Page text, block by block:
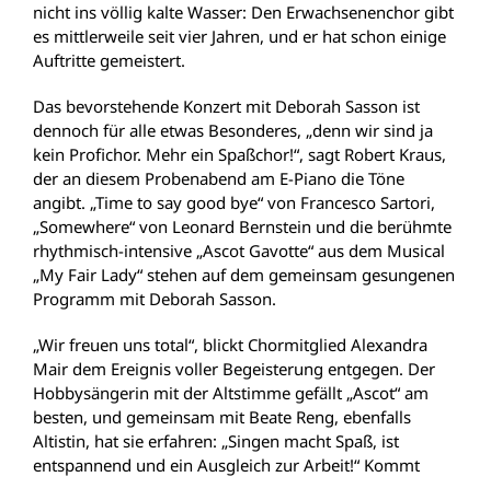
nicht ins völlig kalte Wasser: Den Erwachsenenchor gibt
es mittlerweile seit vier Jahren, und er hat schon einige
Auftritte gemeistert.
Das bevorstehende Konzert mit Deborah Sasson ist
dennoch für alle etwas Besonderes, „denn wir sind ja
kein Profichor. Mehr ein Spaßchor!“, sagt Robert Kraus,
der an diesem Probenabend am E-Piano die Töne
angibt. „Time to say good bye“ von Francesco Sartori,
„Somewhere“ von Leonard Bernstein und die berühmte
rhythmisch-intensive „Ascot Gavotte“ aus dem Musical
„My Fair Lady“ stehen auf dem gemeinsam gesungenen
Programm mit Deborah Sasson.
„Wir freuen uns total“, blickt Chormitglied Alexandra
Mair dem Ereignis voller Begeisterung entgegen. Der
Hobbysängerin mit der Altstimme gefällt „Ascot“ am
besten, und gemeinsam mit Beate Reng, ebenfalls
Altistin, hat sie erfahren: „Singen macht Spaß, ist
entspannend und ein Ausgleich zur Arbeit!“ Kommt